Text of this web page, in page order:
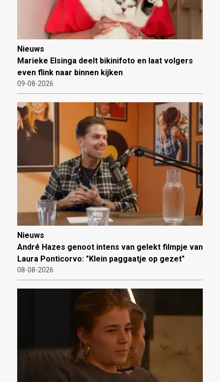
Nieuws
Marieke Elsinga deelt bikinifoto en laat volgers
even flink naar binnen kijken
09-08-2026
Nieuws
André Hazes genoot intens van gelekt filmpje van
Laura Ponticorvo: "Klein paggaatje op gezet"
08-08-2026